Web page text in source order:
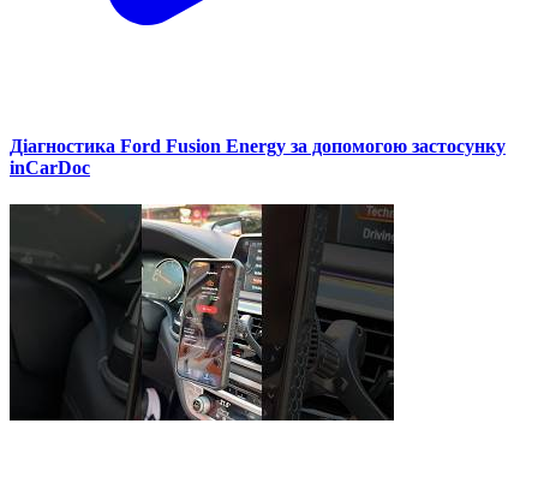
Діагностика Ford Fusion Energy за допомогою застосунку
inCarDoc